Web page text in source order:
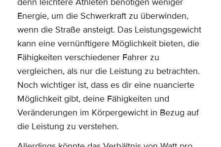
Energie, um die Schwerkraft zu überwinden,
wenn die Straße ansteigt. Das Leistungsgewicht
kann eine vernünftigere Möglichkeit bieten, die
Fähigkeiten verschiedener Fahrer zu
vergleichen, als nur die Leistung zu betrachten.
Noch wichtiger ist, dass es dir eine nuancierte
Möglichkeit gibt, deine Fähigkeiten und
Veränderungen im Körpergewicht in Bezug auf
die Leistung zu verstehen.